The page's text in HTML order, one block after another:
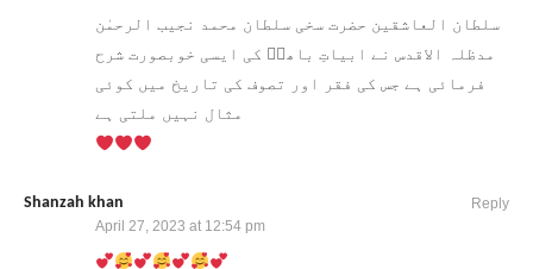
سلطان العاشقین حضرت سخی سلطان محمد نجیب الرحمٰن
مدظلہ الاقدس نے ابیاتِ باھوؒ کی ایسی خوبصورت شرح
فرمائی ہے جس کی فقر اور تصوف کی تاریخ میں کوئی
مثال نہیں ملتی ہے
Shanzah khan
April 27, 2023 at 12:54 pm
Reply